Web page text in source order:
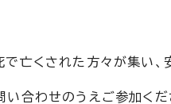
亡くされた方々が集い
い合わせのうえご参加くだ